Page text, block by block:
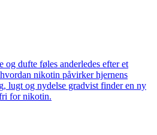
og dufte føles anderledes efter et
nikotin påvirker hjernens
lugt og nydelse gradvist finder en ny
for nikotin.